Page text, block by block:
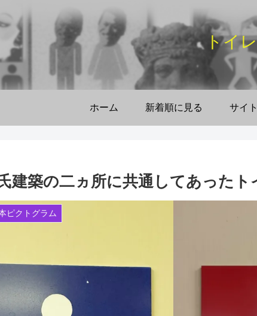
トイ
ホーム 新着順に見る サイ
建築の二ヵ所に共通してあったト
クトグラム